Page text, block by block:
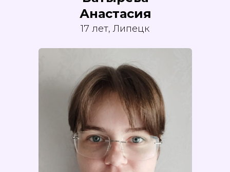
Анастасия
17 лет, Липецк